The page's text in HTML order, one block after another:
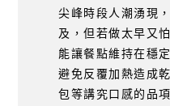
尖峰時段人潮湧現
及，但若做太早又
能讓餐點維持在穩
避免反覆加熱造成
包等講究口感的品